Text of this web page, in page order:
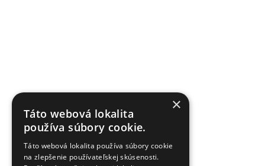
×
Táto webová lokalita
používa súbory cookie.
Táto webová lokalita používa súbory cookie
na zlepšenie používateľskej skúsenosti.